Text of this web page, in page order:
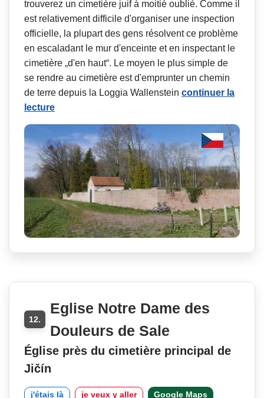
trouverez un cimetière juif à moitié oublié. Comme il
est relativement difficile d'organiser une inspection
officielle, la plupart des gens résolvent ce problème
en escaladant le mur d'enceinte et en inspectant le
cimetière „d'en haut“. Le moyen le plus simple de
se rendre au cimetière est d'emprunter un chemin
de terre depuis la Loggia Wallenstein continuer la
lecture
12.
Eglise Notre Dame des
Douleurs de Sale
Église près du cimetière principal de
Jičín
j'étais là je veux y aller Google Maps